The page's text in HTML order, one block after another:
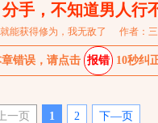
手，不知道男人行
能获得修为，我无敌了 作者：
错误，请点击 报错 10秒纠
一页 1 2 下—页